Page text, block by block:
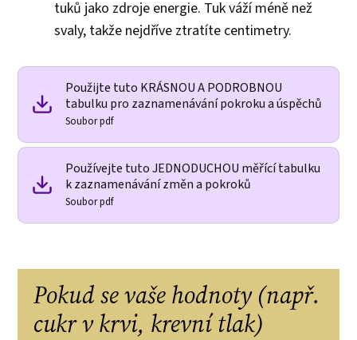
tuků jako zdroje energie. Tuk váží méně než
svaly, takže nejdříve ztratíte centimetry.
Použijte tuto KRÁSNOU A PODROBNOU
tabulku pro zaznamenávání pokroku a úspěchů
Soubor pdf
Používejte tuto JEDNODUCHOU měřící tabulku
k zaznamenávání změn a pokroků
Soubor pdf
Pokud se vaše hodnoty (např.
cukr v krvi, krevní tlak)